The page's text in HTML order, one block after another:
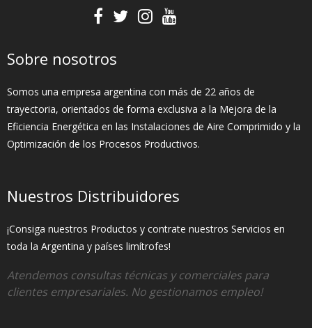
Sobre nosotros
Somos una empresa argentina con más de 22 años de
trayectoria, orientados de forma exclusiva a la Mejora de la
Eficiencia Energética en las Instalaciones de Aire Comprimido y la
Optimización de los Procesos Productivos.
Nuestros Distribuidores
¡Consiga nuestros Productos y contrate nuestros Servicios en
toda la Argentina y países limítrofes!
Atendemos consultas técnicas y comerciales para
clientes empresariales. No gestionamos empleo!